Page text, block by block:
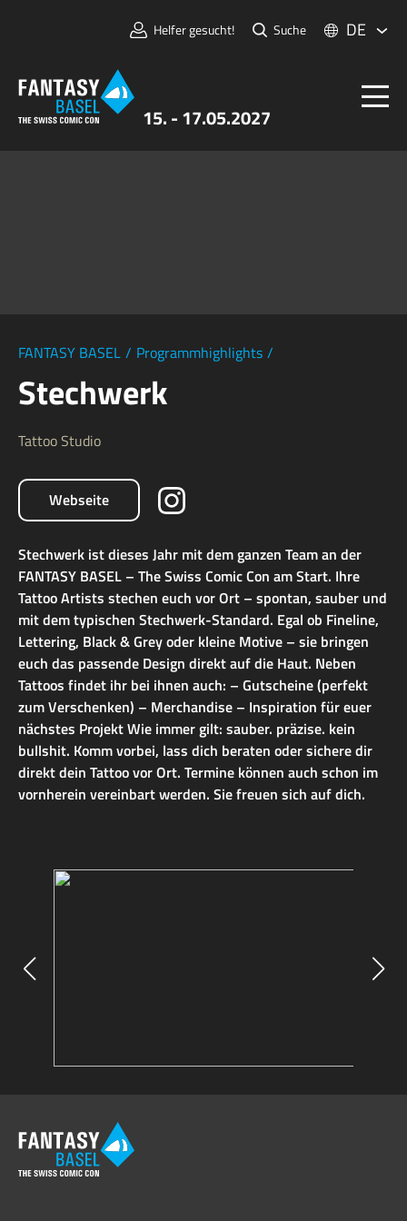
15. - 17.05.2027
Helfer gesucht! Suche DE
FANTASY BASEL / Programmhighlights /
Stechwerk
Tattoo Studio
Webseite
Stechwerk ist dieses Jahr mit dem ganzen Team an der
FANTASY BASEL – The Swiss Comic Con am Start. Ihre
Tattoo Artists stechen euch vor Ort – spontan, sauber und
mit dem typischen Stechwerk-Standard. Egal ob Fineline,
Lettering, Black & Grey oder kleine Motive – sie bringen
euch das passende Design direkt auf die Haut. Neben
Tattoos findet ihr bei ihnen auch: – Gutscheine (perfekt
zum Verschenken) – Merchandise – Inspiration für euer
nächstes Projekt Wie immer gilt: sauber. präzise. kein
bullshit. Komm vorbei, lass dich beraten oder sichere dir
direkt dein Tattoo vor Ort. Termine können auch schon im
vornherein vereinbart werden. Sie freuen sich auf dich.